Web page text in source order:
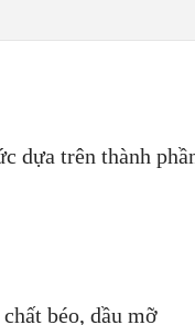
dựa trên thành
béo, dầu mỡ